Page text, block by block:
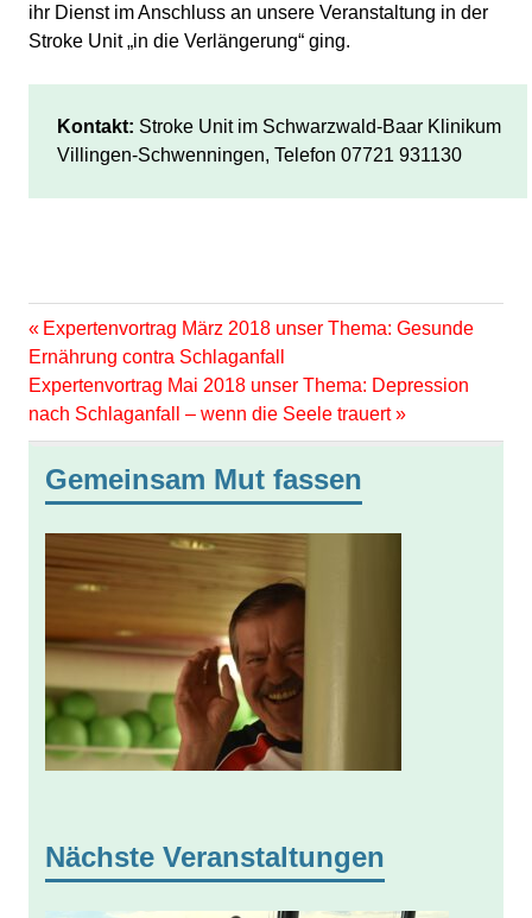
ihr Dienst im Anschluss an unsere Veranstaltung in der
Stroke Unit „in die Verlängerung“ ging.
Kontakt: Stroke Unit im Schwarzwald-Baar Klinikum
Villingen-Schwenningen, Telefon 07721 931130
Beitragsnavigation
Vorheriger
Beitrag:
Expertenvortrag März 2018 unser Thema: Gesunde
Ernährung contra Schlaganfall
Nächster
Beitrag:
Expertenvortrag Mai 2018 unser Thema: Depression
nach Schlaganfall – wenn die Seele trauert
Gemeinsam Mut fassen
Nächste Veranstaltungen